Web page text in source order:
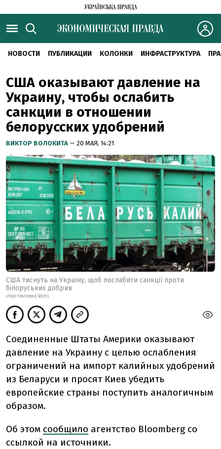
НОВОСТИ ПУБЛИКАЦИИ КОЛОНКИ ИНФРАСТРУКТУРА
США оказывают давление на
Украину, чтобы ослабить
санкции в отношении
белорусских удобрений
ВИКТОР ВОЛОКИТА — 20 МАЯ, 14:21
США тиснуть на Україну, щоб послабити санкції проти
білоруських добрив
ІЛЮСТРАТИВНЕ ФОТО
Соединенные Штаты Америки оказывают
давление на Украину с целью ослабления
ограничений на импорт калийных удобрений
из Беларуси и просят Киев убедить
европейские страны поступить аналогичным
образом.
Об этом сообщило агентство Bloomberg со
ссылкой на источники.